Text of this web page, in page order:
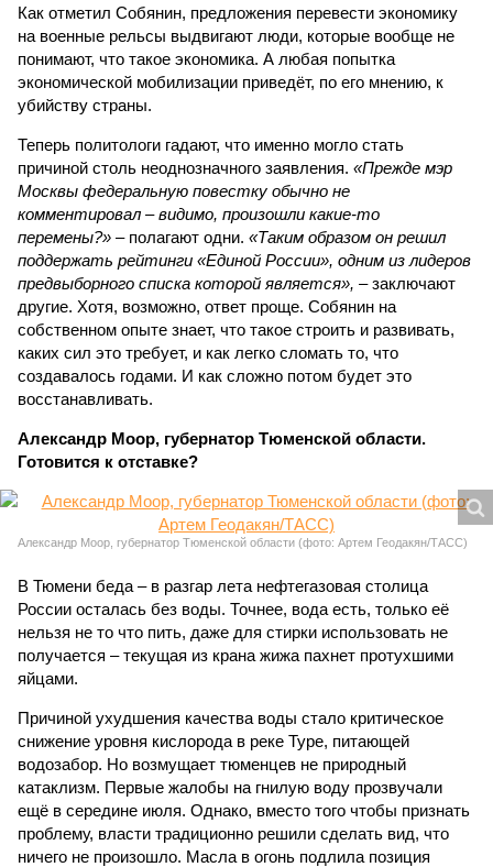
Как отметил Собянин, предложения перевести экономику
на военные рельсы выдвигают люди, которые вообще не
понимают, что такое экономика. А любая попытка
экономической мобилизации приведёт, по его мнению, к
убийству страны.
Теперь политологи гадают, что именно могло стать
причиной столь неоднозначного заявления. «Прежде мэр
Москвы федеральную повестку обычно не
комментировал – видимо, произошли какие-то
перемены?» – полагают одни. «Таким образом он решил
поддержать рейтинги «Единой России», одним из лидеров
предвыборного списка которой является», – заключают
другие. Хотя, возможно, ответ проще. Собянин на
собственном опыте знает, что такое строить и развивать,
каких сил это требует, и как легко сломать то, что
создавалось годами. И как сложно потом будет это
восстанавливать.
Александр Моор, губернатор Тюменской области.
Готовится к отставке?
Александр Моор, губернатор Тюменской области (фото: Артем Геодакян/ТАСС)
В Тюмени беда – в разгар лета нефтегазовая столица
России осталась без воды. Точнее, вода есть, только её
нельзя не то что пить, даже для стирки использовать не
получается – текущая из крана жижа пахнет протухшими
яйцами.
Причиной ухудшения качества воды стало критическое
снижение уровня кислорода в реке Туре, питающей
водозабор. Но возмущает тюменцев не природный
катаклизм. Первые жалобы на гнилую воду прозвучали
ещё в середине июля. Однако, вместо того чтобы признать
проблему, власти традиционно решили сделать вид, что
ничего не произошло. Масла в огонь подлила позиция